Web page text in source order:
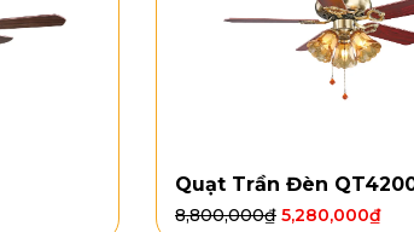
Quạt Trần Đèn
8,800,000₫ 5,280,000₫